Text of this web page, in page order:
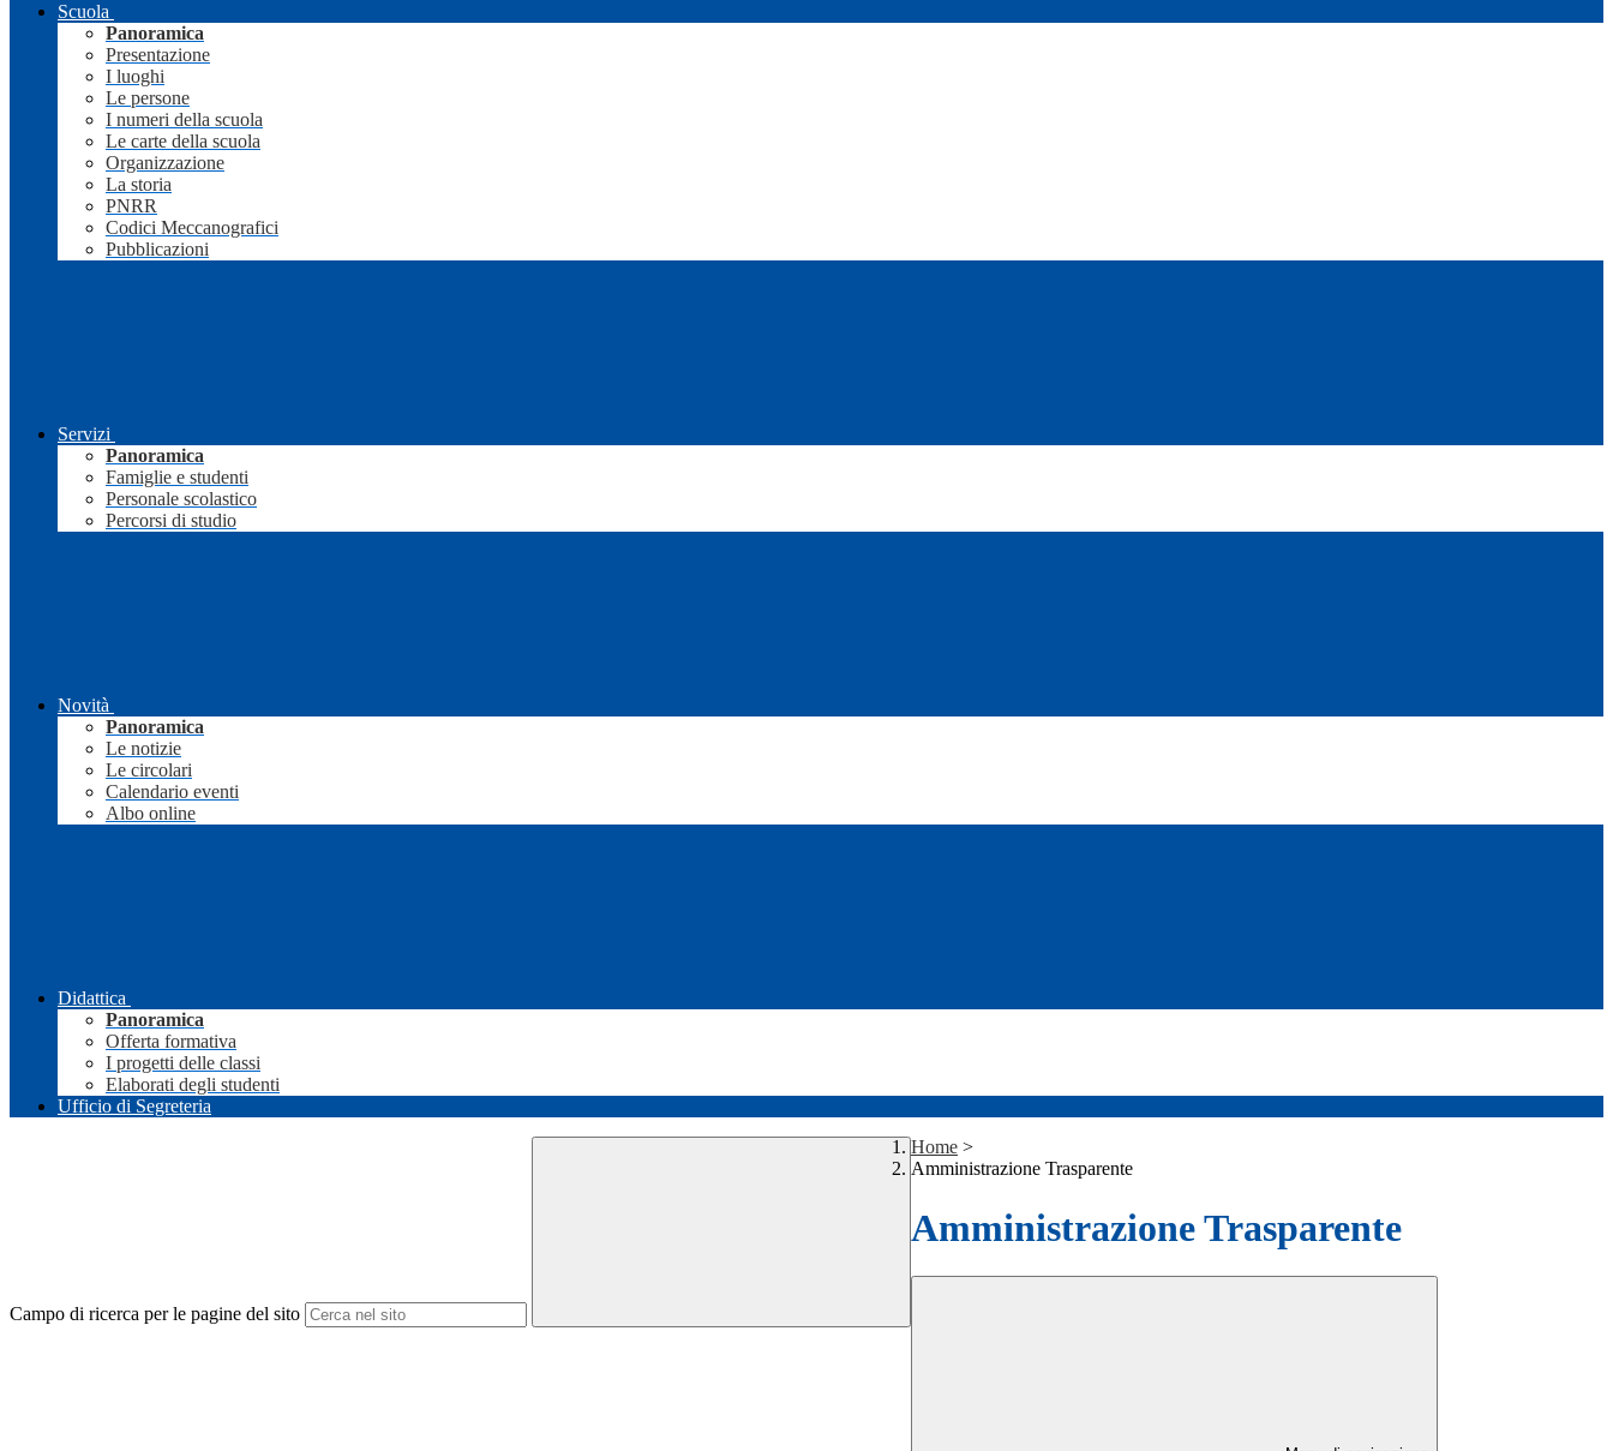
Scuola
Panoramica
Presentazione
I luoghi
Le persone
I numeri della scuola
Le carte della scuola
Organizzazione
La storia
PNRR
Codici Meccanografici
Pubblicazioni
Servizi
Panoramica
Famiglie e studenti
Personale scolastico
Percorsi di studio
Novità
Panoramica
Le notizie
Le circolari
Calendario eventi
Albo online
Didattica
Panoramica
Offerta formativa
I progetti delle classi
Elaborati degli studenti
Ufficio di Segreteria
Campo di ricerca per le pagine del sito
Home >
Amministrazione Trasparente
Amministrazione Trasparente